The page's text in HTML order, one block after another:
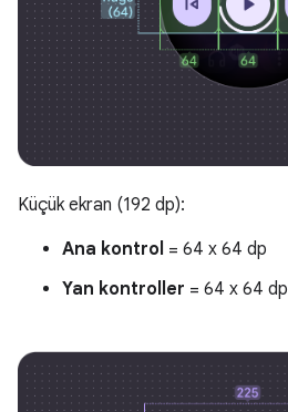
Küçük ekran (192 dp):
Ana kontrol = 64 x 64 dp
Yan kontroller = 64 x 64 dp